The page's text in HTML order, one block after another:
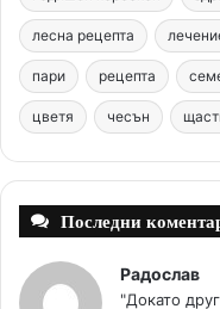
o
o
k
лесна рецепта
пари рецепта
цветя чесън
Последни
Радослав
"Докато